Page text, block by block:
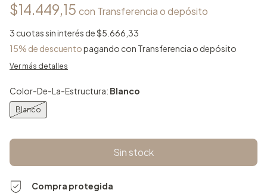
$14.449,15 con Transferencia o depósito
3 cuotas sin interés de$5.666,33
15% de descuentopagando con Transferencia o depósito
Ver más detalles
Color-De-La-Estructura: Blanco
Blanco
Compra protegida